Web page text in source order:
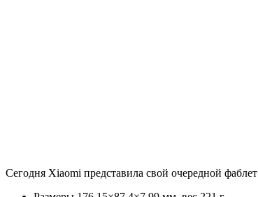
Сегодня Xiaomi представила свой очередной фаблет